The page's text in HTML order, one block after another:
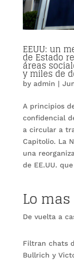
EEUU: un
de Estado
áreas
y miles de
by admin |
A principios
confidencial
a circular a
Capitolio. La
una
de EE.UU.
Lo
De vuelta a
Filtran chats
Bullrich y